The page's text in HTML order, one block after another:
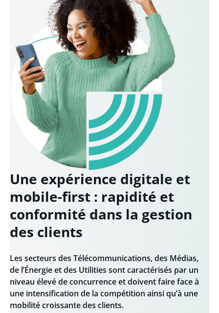
Une expérience digitale et
mobile-first : rapidité et
conformité dans la gestion
des clients
Les secteurs des Télécommunications, des Médias,
de l’Énergie et des Utilities sont caractérisés par un
niveau élevé de concurrence et doivent faire face à
une intensification de la compétition ainsi qu’à une
mobilité croissante des clients.